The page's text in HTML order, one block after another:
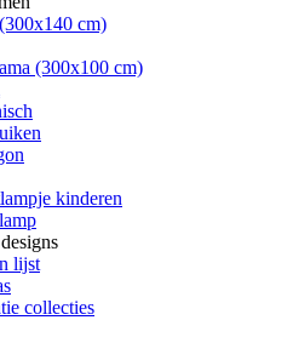
cm)
(300x100 cm)
kinderen
lijst
collecties